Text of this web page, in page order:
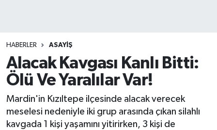
HABERLER ASAYIŞ
Alacak Kavgası Kanlı Bitti:
Ölü Ve Yaralılar Var!
Mardin'in Kızıltepe ilçesinde alacak verecek
meselesi nedeniyle iki grup arasında çıkan silahlı
kavgada 1 kişi yaşamını yitirirken, 3 kişi de
Puan Durumu ve Fikstür
Tüm Manşetler
Son Dakika Haberleri
Haber Arşivi